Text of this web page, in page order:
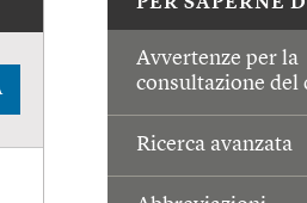
Avvertenze per la
consultazione del
Ricerca avanzata